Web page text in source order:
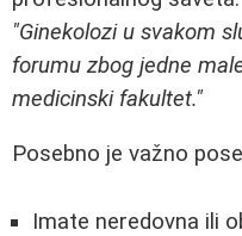
"Ginekolozi u svakom
forumu zbog jedne
medicinski fakultet."
Posebno je važno
Imate neredovna ili